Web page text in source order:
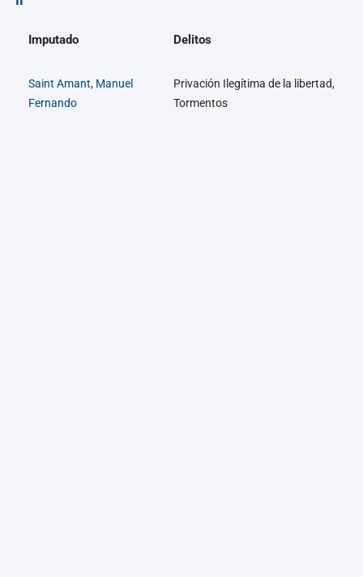
Imputado Delitos
Saint Amant, Manuel
Fernando
Privación Ilegítima de la libertad,
Tormentos